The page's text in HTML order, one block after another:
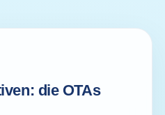
die OTAs